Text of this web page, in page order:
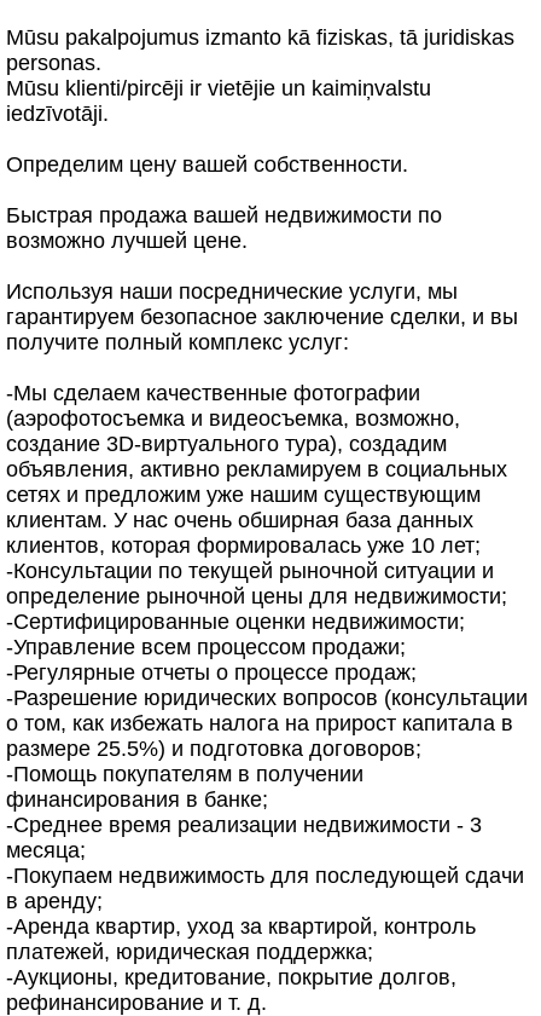
Mūsu pakalpojumus izmanto kā fiziskas, tā juridiskas
personas.
Mūsu klienti/pircēji ir vietējie un kaimiņvalstu
iedzīvotāji.
Oпределим цену вашей собственности.
Быстрая продажа вашей недвижимости по
возможно лучшей цене.
Используя наши посреднические услуги, мы
гарантируем безопасное заключение сделки, и вы
получите полный комплекс услуг:
-Мы сделаем качественные фотографии
(аэрофотосъемка и видеосъемка, возможно,
создание 3D-виртуального тура), создадим
объявления, активно рекламируем в социальных
сетях и предложим уже нашим существующим
клиентам. У нас очень обширная база данных
клиентов, которая формировалась уже 10 лет;
-Консультации по текущей рыночной ситуации и
определение рыночной цены для недвижимости;
-Сертифицированные оценки недвижимости;
-Управление всем процессом продажи;
-Регулярные отчеты о процессе продаж;
-Разрешение юридических вопросов (консультации
о том, как избежать налога на прирост капитала в
размере 25.5%) и подготовка договоров;
-Помощь покупателям в получении
финансирования в банке;
-Среднее время реализации недвижимости - 3
месяца;
-Покупаем недвижимость для последующей сдачи
в аренду;
-Аренда квартир, уход за квартирой, контроль
платежей, юридическая поддержка;
-Аукционы, кредитование, покрытие долгов,
рефинансирование и т. д.